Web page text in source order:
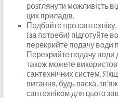
розглянути можливість
цих приладів.
Подбайте про сантехніку.
(за потреби) підготуйте
перекрийте подачу води
Перекрийте подачу води
також можете
сантехнічних систем.
питання, будь ласка,
сантехніком для цього